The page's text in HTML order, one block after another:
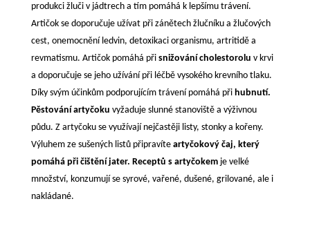
produkci žluči v jádtrech a tím pomáhá k lepšímu trávení.
Artičok se doporučuje užívat při zánětech žlučníku a žlučových
cest, onemocnění ledvin, detoxikaci organismu, artritidě a
revmatismu. Artičok pomáhá při snižování cholestorolu v krvi
a doporučuje se jeho užívání při léčbě vysokého krevního tlaku.
Díky svým účinkům podporujícím trávení pomáhá při hubnutí.
Pěstování artyčoku vyžaduje slunné stanoviště a výživnou
půdu. Z artyčoku se využívají nejčastěji listy, stonky a kořeny.
Výluhem ze sušených listů připravíteartyčokový čaj, který
pomáhá při čištění jater. Receptů s artyčokemje velké
množství, konzumují se syrové, vařené, dušené, grilované, ale i
nakládané.